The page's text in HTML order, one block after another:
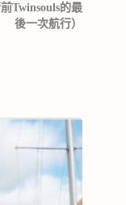
Twinsouls的最
後一次航行）